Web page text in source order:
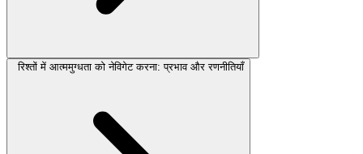
रिश्तों में आत्ममुग्धता को नेविगेट करना: प्रभाव और रणनीतियाँ